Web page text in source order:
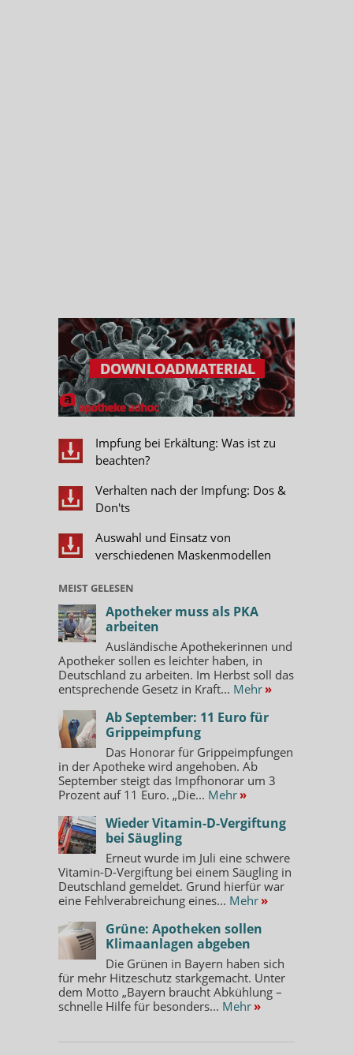
Impfung bei Erkältung: Was ist zu
beachten?
Verhalten nach der Impfung: Dos &
Don'ts
Auswahl und Einsatz von
verschiedenen Maskenmodellen
MEIST GELESEN
Apotheker muss als PKA
arbeiten
Ausländische Apothekerinnen und
Apotheker sollen es leichter haben, in
Deutschland zu arbeiten. Im Herbst soll das
entsprechende Gesetz in Kraft... Mehr »
Ab September: 11 Euro für
Grippeimpfung
Das Honorar für Grippeimpfungen
in der Apotheke wird angehoben. Ab
September steigt das Impfhonorar um 3
Prozent auf 11 Euro. „Die... Mehr »
Wieder Vitamin-D-Vergiftung
bei Säugling
Erneut wurde im Juli eine schwere
Vitamin-D-Vergiftung bei einem Säugling in
Deutschland gemeldet. Grund hierfür war
eine Fehlverabreichung eines... Mehr »
Grüne: Apotheken sollen
Klimaanlagen abgeben
Die Grünen in Bayern haben sich
für mehr Hitzeschutz starkgemacht. Unter
dem Motto „Bayern braucht Abkühlung –
schnelle Hilfe für besonders... Mehr »